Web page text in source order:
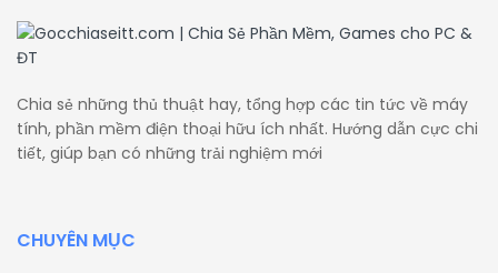
Chia sẻ những thủ thuật hay, tổng hợp các tin tức về máy
tính, phần mềm điện thoại hữu ích nhất. Hướng dẫn cực chi
tiết, giúp bạn có những trải nghiệm mới
CHUYÊN MỤC